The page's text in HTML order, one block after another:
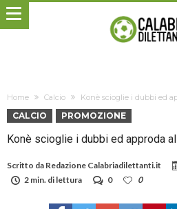
Home Calcio Konè scioglie i dubbi ed
CALCIO PROMOZIONE
Konè scioglie i dubbi ed approda
Scritto da Redazione Calabriadilettanti.it
2 min. di lettura
0 0